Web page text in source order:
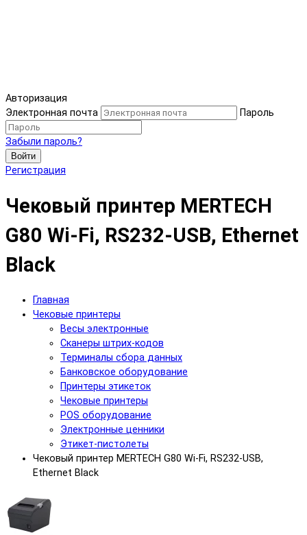
Авторизация
Электронная почта
Пароль
Забыли пароль?
Войти
Регистрация
Чековый принтер MERTECH
G80 Wi-Fi, RS232-USB, Ethernet
Black
Главная
Чековые принтеры
Весы электронные
Сканеры штрих-кодов
Терминалы сбора данных
Банковское оборудование
Принтеры этикеток
Чековые принтеры
POS оборудование
Электронные ценники
Этикет-пистолеты
Чековый принтер MERTECH G80 Wi-Fi, RS232-USB,
Ethernet Black